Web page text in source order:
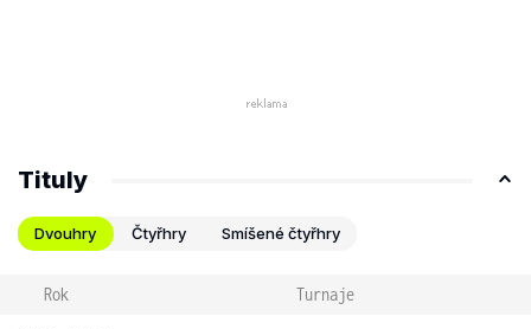
Tituly
Dvouhry Čtyřhry Smíšené čtyřhry
Rok Turnaje